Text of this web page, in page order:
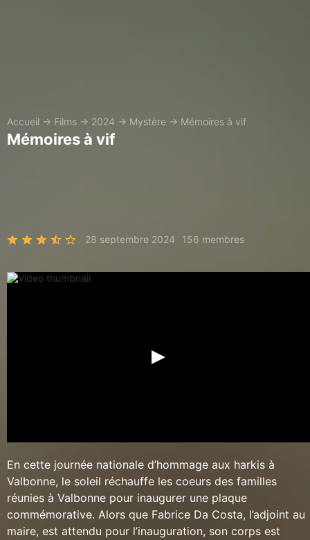
Accueil → Films → 2024 → Mystère → Mémoires à vif
Mémoires à vif
28 septembre 2024 156 membres
En cette journée nationale d’hommage aux harkis à
Valbonne, le soleil réchauffe les coeurs des familles
réunies à Valbonne pour inaugurer une plaque
commémorative. Alors que Fabrice Da Costa, l’adjoint au
maire, est attendu pour l’inauguration, son corps est